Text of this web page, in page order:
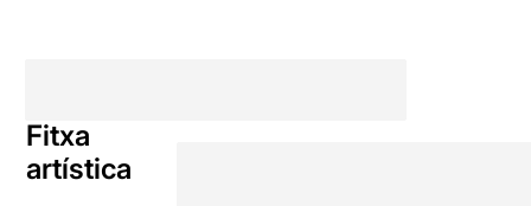
Fitxa
artística